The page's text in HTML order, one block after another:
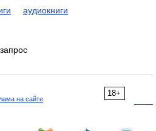
аудиокниги
18+
на сайте